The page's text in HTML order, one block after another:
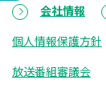
会社情報
個人情報保護方針
放送番組審議会